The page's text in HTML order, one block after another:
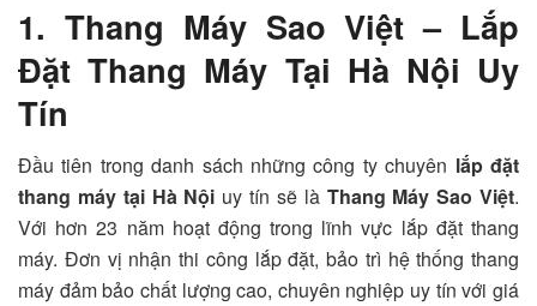
1. Thang Máy Sao Việt – Lắp
Đặt Thang Máy Tại Hà Nội Uy
Tín
Đầu tiên trong danh sách những công ty chuyên lắp đặt
thang máy tại Hà Nội uy tín sẽ là Thang Máy Sao Việt.
Với hơn 23 năm hoạt động trong lĩnh vực lắp đặt thang
máy. Đơn vị nhận thi công lắp đặt, bảo trì hệ thống thang
máy đảm bảo chất lượng cao, chuyên nghiệp uy tín với giá